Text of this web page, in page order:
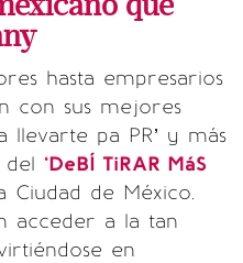
hasta empresarios
con sus mejores
llevarte pa PR’ y más
‘DeBÍ TiRAR MáS
Ciudad de México.
acceder a la tan
en